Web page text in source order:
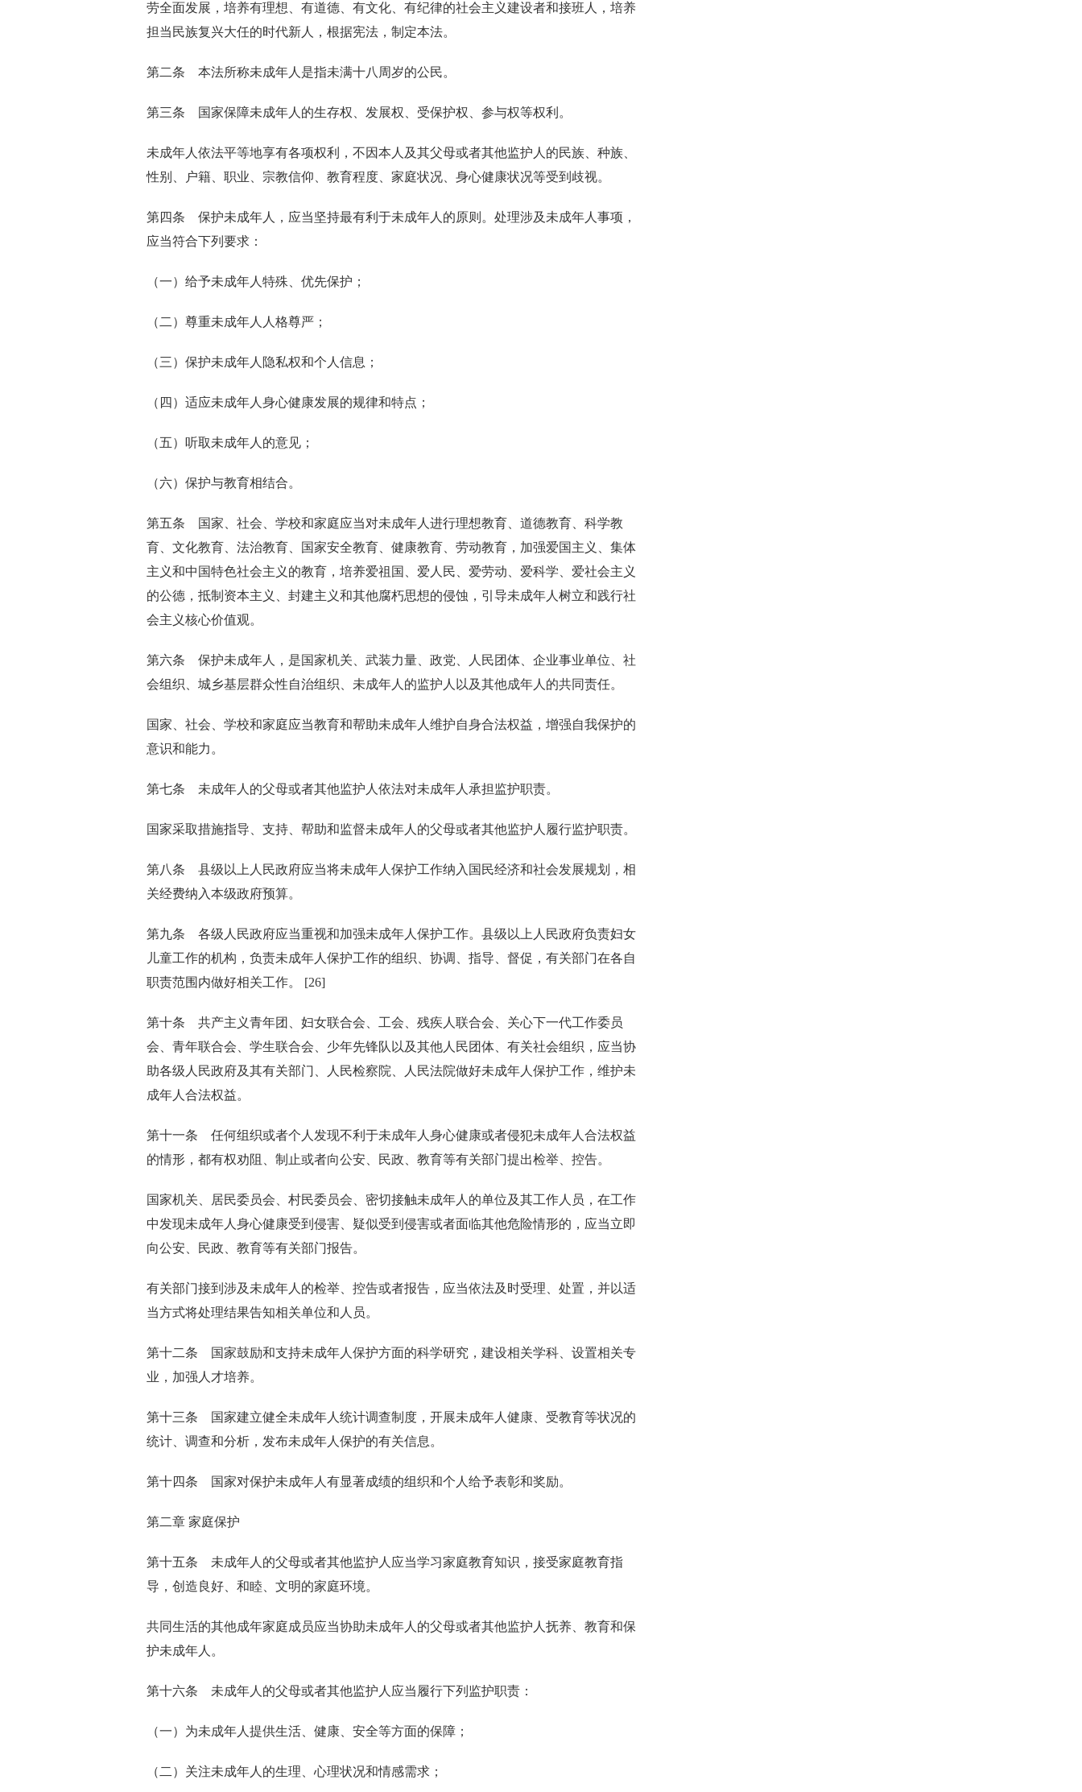
劳全面发展，培养有理想、有道德、有文化、有纪律的社会主义建设者和接班人，培养
担当民族复兴大任的时代新人，根据宪法，制定本法。
第二条 本法所称未成年人是指未满十八周岁的公民。
第三条 国家保障未成年人的生存权、发展权、受保护权、参与权等权利。
未成年人依法平等地享有各项权利，不因本人及其父母或者其他监护人的民族、种族、
性别、户籍、职业、宗教信仰、教育程度、家庭状况、身心健康状况等受到歧视。
第四条 保护未成年人，应当坚持最有利于未成年人的原则。处理涉及未成年人事项，
应当符合下列要求：
（一）给予未成年人特殊、优先保护；
（二）尊重未成年人人格尊严；
（三）保护未成年人隐私权和个人信息；
（四）适应未成年人身心健康发展的规律和特点；
（五）听取未成年人的意见；
（六）保护与教育相结合。
第五条 国家、社会、学校和家庭应当对未成年人进行理想教育、道德教育、科学教
育、文化教育、法治教育、国家安全教育、健康教育、劳动教育，加强爱国主义、集体
主义和中国特色社会主义的教育，培养爱祖国、爱人民、爱劳动、爱科学、爱社会主义
的公德，抵制资本主义、封建主义和其他腐朽思想的侵蚀，引导未成年人树立和践行社
会主义核心价值观。
第六条 保护未成年人，是国家机关、武装力量、政党、人民团体、企业事业单位、社
会组织、城乡基层群众性自治组织、未成年人的监护人以及其他成年人的共同责任。
国家、社会、学校和家庭应当教育和帮助未成年人维护自身合法权益，增强自我保护的
意识和能力。
第七条 未成年人的父母或者其他监护人依法对未成年人承担监护职责。
国家采取措施指导、支持、帮助和监督未成年人的父母或者其他监护人履行监护职责。
第八条 县级以上人民政府应当将未成年人保护工作纳入国民经济和社会发展规划，相
关经费纳入本级政府预算。
第九条 各级人民政府应当重视和加强未成年人保护工作。县级以上人民政府负责妇女
儿童工作的机构，负责未成年人保护工作的组织、协调、指导、督促，有关部门在各自
职责范围内做好相关工作。 [26]
第十条 共产主义青年团、妇女联合会、工会、残疾人联合会、关心下一代工作委员
会、青年联合会、学生联合会、少年先锋队以及其他人民团体、有关社会组织，应当协
助各级人民政府及其有关部门、人民检察院、人民法院做好未成年人保护工作，维护未
成年人合法权益。
第十一条 任何组织或者个人发现不利于未成年人身心健康或者侵犯未成年人合法权益
的情形，都有权劝阻、制止或者向公安、民政、教育等有关部门提出检举、控告。
国家机关、居民委员会、村民委员会、密切接触未成年人的单位及其工作人员，在工作
中发现未成年人身心健康受到侵害、疑似受到侵害或者面临其他危险情形的，应当立即
向公安、民政、教育等有关部门报告。
有关部门接到涉及未成年人的检举、控告或者报告，应当依法及时受理、处置，并以适
当方式将处理结果告知相关单位和人员。
第十二条 国家鼓励和支持未成年人保护方面的科学研究，建设相关学科、设置相关专
业，加强人才培养。
第十三条 国家建立健全未成年人统计调查制度，开展未成年人健康、受教育等状况的
统计、调查和分析，发布未成年人保护的有关信息。
第十四条 国家对保护未成年人有显著成绩的组织和个人给予表彰和奖励。
第二章 家庭保护
第十五条 未成年人的父母或者其他监护人应当学习家庭教育知识，接受家庭教育指
导，创造良好、和睦、文明的家庭环境。
共同生活的其他成年家庭成员应当协助未成年人的父母或者其他监护人抚养、教育和保
护未成年人。
第十六条 未成年人的父母或者其他监护人应当履行下列监护职责：
（一）为未成年人提供生活、健康、安全等方面的保障；
（二）关注未成年人的生理、心理状况和情感需求；